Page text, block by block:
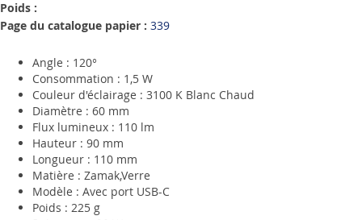
Poids :
Page du catalogue papier : 339
Angle : 120°
Consommation : 1,5 W
Couleur d'éclairage : 3100 K Blanc Chaud
Diamètre : 60 mm
Flux lumineux : 110 lm
Hauteur : 90 mm
Longueur : 110 mm
Matière : Zamak,Verre
Modèle : Avec port USB-C
Poids : 225 g